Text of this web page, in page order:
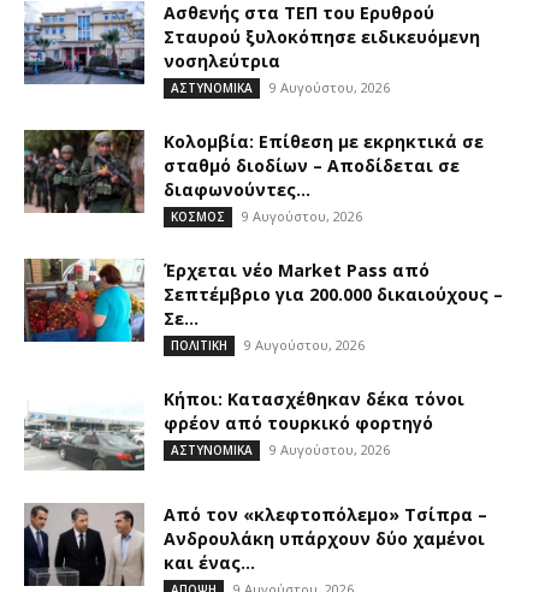
Ασθενής στα ΤΕΠ του Ερυθρού
Σταυρού ξυλοκόπησε ειδικευόμενη
νοσηλεύτρια
ΑΣΤΥΝΟΜΙΚΑ 9 Αυγούστου, 2026
Κολομβία: Επίθεση με εκρηκτικά σε
σταθμό διοδίων – Αποδίδεται σε
διαφωνούντες...
ΚΟΣΜΟΣ 9 Αυγούστου, 2026
Έρχεται νέο Market Pass από
Σεπτέμβριο για 200.000 δικαιούχους –
Σε...
ΠΟΛΙΤΙΚΗ 9 Αυγούστου, 2026
Κήποι: Κατασχέθηκαν δέκα τόνοι
φρέον από τουρκικό φορτηγό
ΑΣΤΥΝΟΜΙΚΑ 9 Αυγούστου, 2026
Από τον «κλεφτοπόλεμο» Τσίπρα –
Ανδρουλάκη υπάρχουν δύο χαμένοι
και ένας...